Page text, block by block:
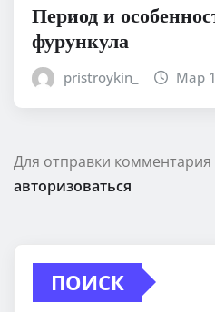
Период и
фурункула
pristroykin_ Мар
Для отправки
авторизоваться
ПОИСК